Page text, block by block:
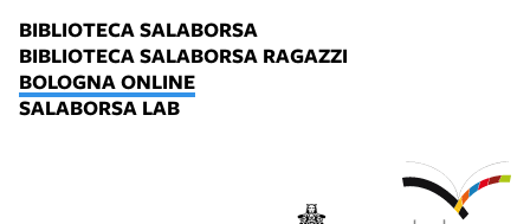
BIBLIOTECA SALABORSA
BIBLIOTECA SALABORSA RAGAZZI
BOLOGNA ONLINE
SALABORSA LAB